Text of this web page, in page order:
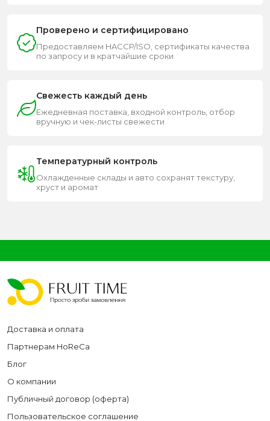
Проверено и сертифицировано
Предоставляем HACCP/ISO, сертификаты качества
по запросу и в кратчайшие сроки
Свежесть каждый день
Ежедневная поставка, входной контроль, отбор
вручную и чек-листы свежести
Температурный контроль
Охлажденные склады и авто сохранят текстуру,
хруст и аромат
Доставка и оплата
Партнерам HoReCa
Блог
О компании
Публичный договор (оферта)
Пользовательское соглашение